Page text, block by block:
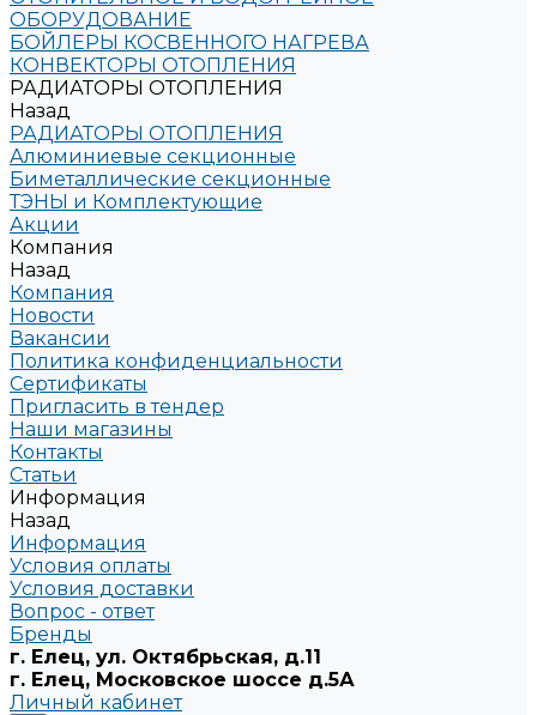
ОБОРУДОВАНИЕ
БОЙЛЕРЫ КОСВЕННОГО НАГРЕВА
КОНВЕКТОРЫ ОТОПЛЕНИЯ
РАДИАТОРЫ ОТОПЛЕНИЯ
Назад
РАДИАТОРЫ ОТОПЛЕНИЯ
Алюминиевые секционные
Биметаллические секционные
ТЭНЫ и Комплектующие
Акции
Компания
Назад
Компания
Новости
Вакансии
Политика конфиденциальности
Сертификаты
Пригласить в тендер
Наши магазины
Контакты
Статьи
Информация
Назад
Информация
Условия оплаты
Условия доставки
Вопрос - ответ
Бренды
г. Елец, ул. Октябрьская, д.11
г. Елец, Московское шоссе д.5А
Личный кабинет